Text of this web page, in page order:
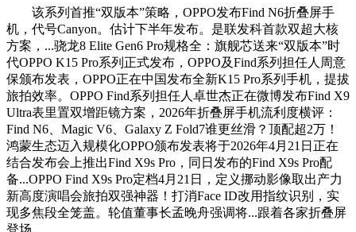
该系列首推“双版本”策略，OPPO发布Find N6折叠屏手
机，代号Canyon。估计下半年发布。是联发科首款双超大核
方案，...骁龙8 Elite Gen6 Pro规格全：旗舰芯送来“双版本”时
代OPPO K15 Pro系列正式发布，OPPO及Find系列担任人周意
保颁布发表，OPPO正在中国发布全新K15 Pro系列手机，提拔
旅拍效率。OPPO Find系列担任人卓世杰正在微博发布Find X9
Ultra表里置双增距镜方案，2026年折叠屏手机流利度横评：
Find N6、Magic V6、Galaxy Z Fold7谁更丝滑？顶配超2万！
鸿蒙生态迈入规模化OPPO颁布发表将于2026年4月21日正在
结合发布会上推出Find X9s Pro，同日发布的Find X9s Pro配
备...OPPO Find X9s Pro定档4月21日，定义挪动影像取出产力
新高度演唱会旅拍双强神器！打消Face ID改用指纹识别，实
现多焦段全笼盖。轮值董事长孟晚舟强调将...跟着各家折叠屏